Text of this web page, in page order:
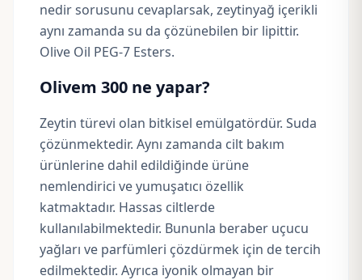
nedir sorusunu cevaplarsak, zeytinyağ içerikli
aynı zamanda su da çözünebilen bir lipittir.
Olive Oil PEG-7 Esters.
Olivem 300 ne yapar?
Zeytin türevi olan bitkisel emülgatördür. Suda
çözünmektedir. Aynı zamanda cilt bakım
ürünlerine dahil edildiğinde ürüne
nemlendirici ve yumuşatıcı özellik
katmaktadır. Hassas ciltlerde
kullanılabilmektedir. Bununla beraber uçucu
yağları ve parfümleri çözdürmek için de tercih
edilmektedir. Ayrıca iyonik olmayan bir